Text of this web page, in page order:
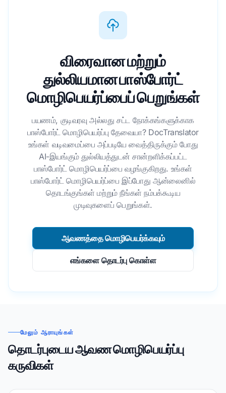
விரைவான மற்றும்
துல்லியமான பாஸ்போர்ட்
மொழிபெயர்ப்பைப் பெறுங்கள்
பயணம், குடிவரவு அல்லது சட்ட நோக்கங்களுக்காக
பாஸ்போர்ட் மொழிபெயர்ப்பு தேவையா? DocTranslator
உங்கள் வடிவமைப்பை அப்படியே வைத்திருக்கும் போது
AI-இயங்கும் துல்லியத்துடன் சான்றளிக்கப்பட்ட
பாஸ்போர்ட் மொழிபெயர்ப்பை வழங்குகிறது. உங்கள்
பாஸ்போர்ட் மொழிபெயர்ப்பை இப்போது ஆன்லைனில்
தொடங்குங்கள் மற்றும் நீங்கள் நம்பக்கூடிய
முடிவுகளைப் பெறுங்கள்.
ஆவணத்தை மொழிபெயர்க்கவும்
எங்களை தொடர்பு கொள்ள
மேலும் ஆராயுங்கள்
தொடர்புடைய ஆவண மொழிபெயர்ப்பு
கருவிகள்